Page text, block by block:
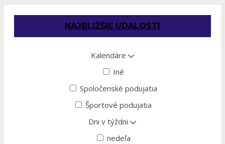
NAJBLIŽŠIE UDALOSTI
Kalendáre
Iné
Spoločenské podujatia
Športové podujatia
Dni v týždni
nedeľa